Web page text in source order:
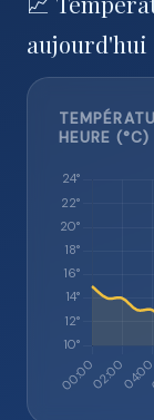
aujourd'hui
HEURE (°C)